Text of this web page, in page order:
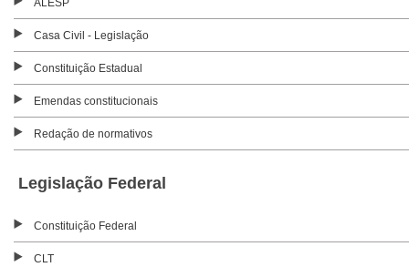
Casa Civil - Legislação
Constituição Estadual
Emendas constitucionais
Redação de normativos
Legislação Federal
Constituição Federal
CLT